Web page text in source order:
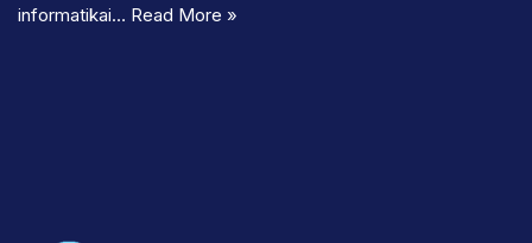
informatikai… Read More »